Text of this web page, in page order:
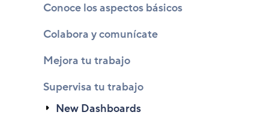
Conoce los aspectos básicos
Colabora y comunícate
Mejora tu trabajo
Supervisa tu trabajo
New Dashboards